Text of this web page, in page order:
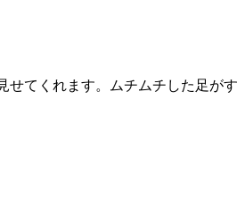
せてくれます。ムチムチした足がす